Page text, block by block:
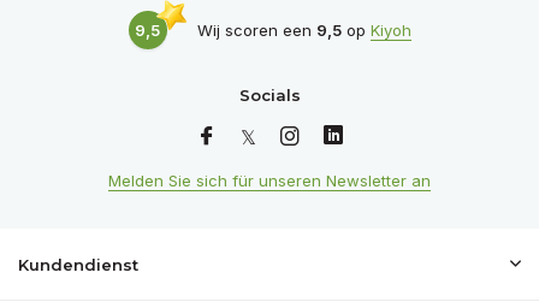
9,5 Wij scoren een 9,5op Kiyoh
Socials
Melden Sie sich für unseren Newsletter an
Kundendienst